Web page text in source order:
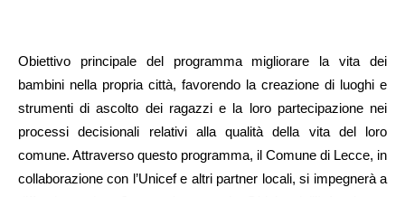
Obiettivo principale del programma migliorare la vita dei
bambini nella propria città, favorendo la creazione di luoghi e
strumenti di ascolto dei ragazzi e la loro partecipazione nei
processi decisionali relativi alla qualità della vita del loro
comune. Attraverso questo programma, il Comune di Lecce, in
collaborazione con l’Unicef e altri partner locali, si impegnerà a